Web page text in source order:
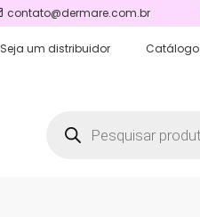
contato@dermare.com.br
Seja um distribuidor Catálogo